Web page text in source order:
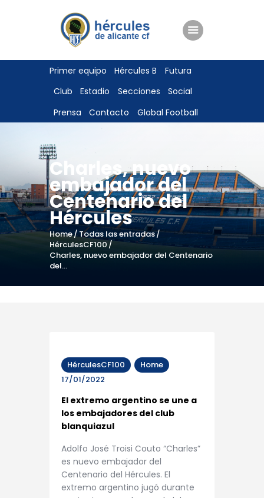
Primer equipo Hércules B
Futura
Club
Estadio Secciones
Social
Prensa
Contacto Global Football
Charles, nuevo
embajador del
Centenario del
Hércules
Home Todas las entradas
HérculesCF100
Charles, nuevo embajador del Centenario
del...
ENTRADAS
TIENDA
HÉRCULESCF100
HérculesCF100
Home
17/01/2022
El extremo argentino se une a
los embajadores del club
blanquiazul
Adolfo José Troisi Couto “Charles”
es nuevo embajador del
Centenario del Hércules. El
extremo argentino jugó durante